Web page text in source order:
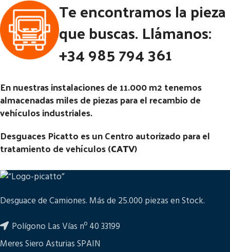
Ubicación:
Notas:[VP]MAN TG-A E3
(2001-2005) 360 RG (8X4)
Código Pieza:52586
Ubicación:
Notas:
Código Pieza:
Te encontramos la pieza
que buscas. Llámanos:
+34 985 794 361
En nuestras instalaciones de 11.000 m2 tenemos
almacenadas miles de piezas para el recambio de
vehículos industriales.
Desguaces Picatto es un Centro autorizado para el
tratamiento de vehículos (CATV)
Desguace de Camiones. Más de 25.000 piezas en Stock.
Polígono Las Vías nº 40 33199
Meres Siero Asturias SPAIN